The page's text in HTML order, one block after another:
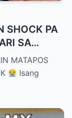
SHOCK PA
SA
MATAPOS
Isang